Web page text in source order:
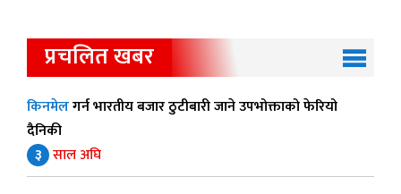
प्रचलित खबर
किनमेलगर्न भारतीय बजार ठुटीबारी जाने उपभोक्ताको फेरियो
दैनिकी
३ साल अघि